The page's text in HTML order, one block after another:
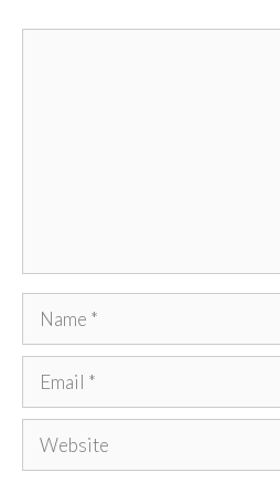
Name
Email
Website